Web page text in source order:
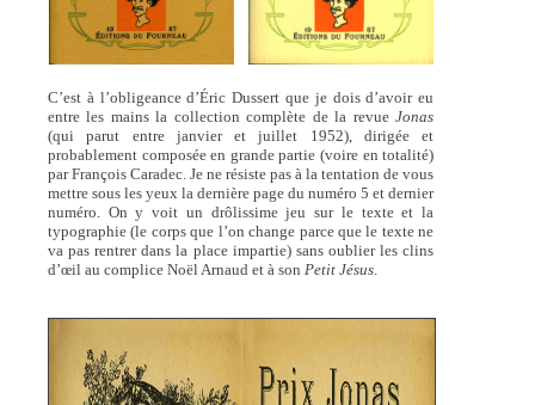
C’est à l’obligeance d’Éric Dussert que je dois d’avoir eu
entre les mains la collection complète de la revueJonas
(qui parut entre janvier et juillet 1952), dirigée et
probablement composée en grande partie (voire en totalité)
par François Caradec. Je ne résiste pas à la tentation de vous
mettre sous les yeux la dernière page du numéro 5 et dernier
numéro. On y voit un drôlissime jeu sur le texte et la
typographie (le corps que l’on change parce que le texte ne
va pas rentrer dans la place impartie) sans oublier les clins
d’œil au complice Noël Arnaud et à son Petit Jésus.